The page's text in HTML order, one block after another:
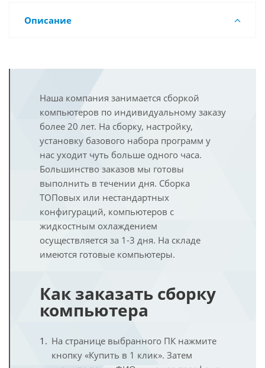
Описание
Наша компания занимается сборкой
компьютеров по индивидуальному заказу
более 20 лет. На сборку, настройку,
установку базового набора программ у
нас уходит чуть больше одного часа.
Большинство заказов мы готовы
выполнить в течении дня. Сборка
ТОПовых или нестандартных
конфигураций, компьютеров с
жидкостным охлаждением
осуществляется за 1-3 дня. На складе
имеются готовые компьютеры.
Как заказать сборку
компьютера
На странице выбранного ПК нажмите
кнопку «Купить в 1 клик». Затем